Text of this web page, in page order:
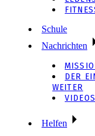
Schule
Nachrichten
DER
WEITER
VIDEOS
Helfen